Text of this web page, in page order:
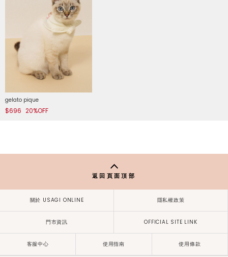
gelato pique
$696 20%OFF
返回頁面頂部
關於 USAGI ONLINE 隱私權政策
門市資訊 OFFICIAL SITE LINK
客服中心 使用指南 使用條款